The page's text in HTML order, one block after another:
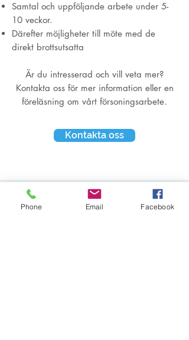
Samtal och uppföljande arbete under 5-
10 veckor.
Därefter möjligheter till möte med de
direkt brottsutsatta
Är du intresserad och vill veta mer?
Kontakta oss för mer information eller en
föreläsning om vårt försoningsarbete.
Kontakta oss
Hem
Phone Email Facebook